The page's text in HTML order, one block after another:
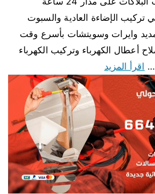
الإضاءة العادية والسبوت
وايرات وسويتشات بأسرع وقت
أعطال الكهرباء وتركيب الكهرباء
اقرأ المزيد